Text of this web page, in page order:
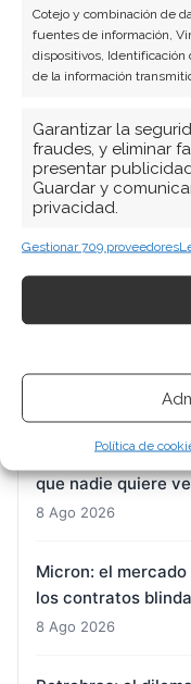
Cotejo y combinación de
fuentes de información,
dispositivos,
de la información
Garantizar la
fraudes, y eliminar
presentar
Guardar y
privacidad.
Gestionar 709 proveedores
Política de
BUSCAR
SK Hynix: 54
plena tormenta
Nvidia: la fecha
que nadie quiere
8 Ago 2026
Micron: el
los contratos
8 Ago 2026